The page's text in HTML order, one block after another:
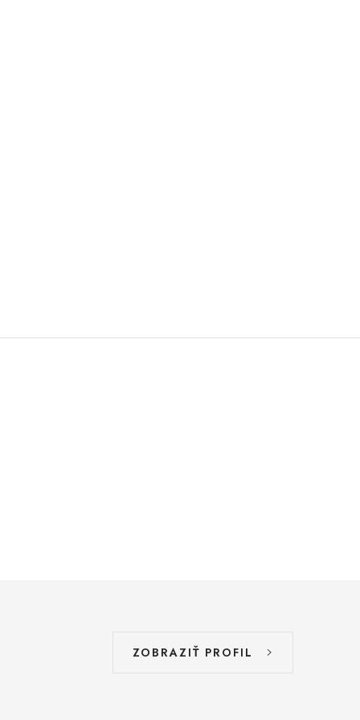
ZOBRAZIŤ PROFIL